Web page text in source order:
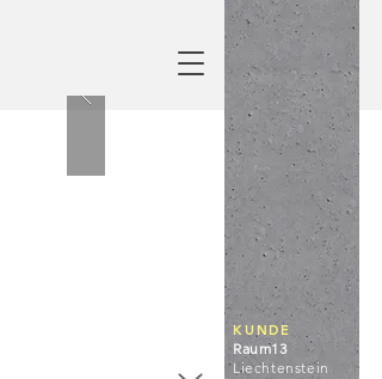
KUNDE
Raum13
Liechtenstein